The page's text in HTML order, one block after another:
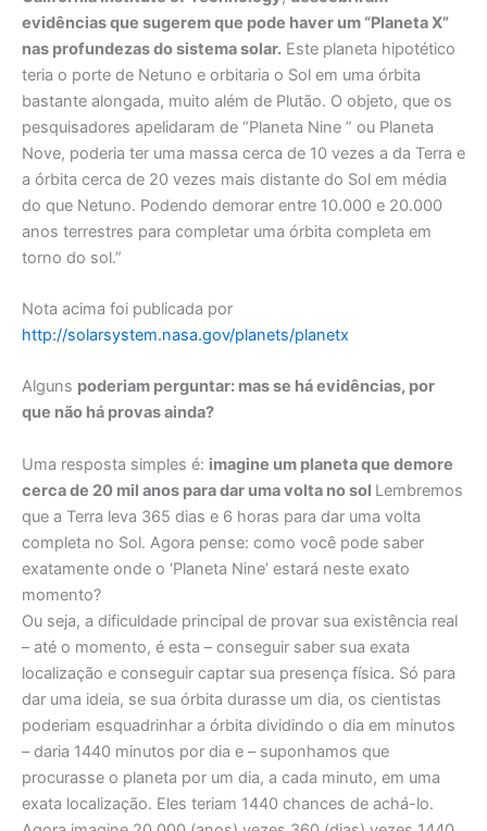
evidências que sugerem que pode haver um “Planeta X”
nas profundezas do sistema solar. Este planeta hipotético
teria o porte de Netuno e orbitaria o Sol em uma órbita
bastante alongada, muito além de Plutão. O objeto, que os
pesquisadores apelidaram de “Planeta Nine ” ou Planeta
Nove, poderia ter uma massa cerca de 10 vezes a da Terra e
a órbita cerca de 20 vezes mais distante do Sol em média
do que Netuno. Podendo demorar entre 10.000 e 20.000
anos terrestres para completar uma órbita completa em
torno do sol.”
Nota acima foi publicada por
http://solarsystem.nasa.gov/planets/planetx
Alguns poderiam perguntar: mas se há evidências, por
que não há provas ainda?
Uma resposta simples é: imagine um planeta que demore
cerca de 20 mil anos para dar uma volta no sol Lembremos
que a Terra leva 365 dias e 6 horas para dar uma volta
completa no Sol. Agora pense: como você pode saber
exatamente onde o ‘Planeta Nine’ estará neste exato
momento?
Ou seja, a dificuldade principal de provar sua existência real
– até o momento, é esta – conseguir saber sua exata
localização e conseguir captar sua presença física. Só para
dar uma ideia, se sua órbita durasse um dia, os cientistas
poderiam esquadrinhar a órbita dividindo o dia em minutos
– daria 1440 minutos por dia e – suponhamos que
procurasse o planeta por um dia, a cada minuto, em uma
exata localização. Eles teriam 1440 chances de achá-lo.